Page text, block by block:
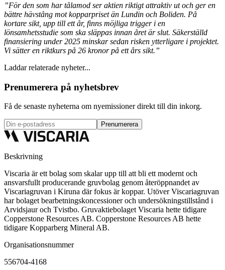
”För den som har tålamod ser aktien riktigt attraktiv ut och ger en
bättre hävstång mot kopparpriset än Lundin och Boliden. På
kortare sikt, upp till ett år, finns möjliga trigger i en
lönsamhetsstudie som ska släppas innan året är slut. Säkerställd
finansiering under 2025 minskar sedan risken ytterligare i projektet.
Vi sätter en riktkurs på 26 kronor på ett års sikt.”
Laddar relaterade nyheter...
Prenumerera på nyhetsbrev
Få de senaste nyheterna om nyemissioner direkt till din inkorg.
Prenumerera
Beskrivning
Viscaria är ett bolag som skalar upp till att bli ett modernt och
ansvarsfullt producerande gruvbolag genom återöppnandet av
Viscariagruvan i Kiruna där fokus är koppar. Utöver Viscariagruvan
har bolaget bearbetningskoncessioner och undersökningstillstånd i
Arvidsjaur och Tvistbo. Gruvaktiebolaget Viscaria hette tidigare
Copperstone Resources AB. Copperstone Resources AB hette
tidigare Kopparberg Mineral AB.
Organisationsnummer
556704-4168